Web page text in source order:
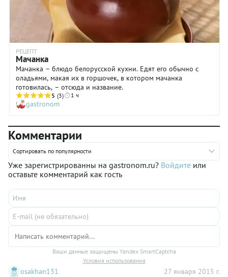
РЕЦЕПТ
Мачанка
Мачанка – блюдо белорусской кухни. Едят его обычно с
оладьями, макая их в горшочек, в котором мачанка
готовилась, – отсюда и название.
5 (3) 1 ч
gastronom
Комментарии
Сортировать по популярности
Уже зарегистрированны на gastronom.ru? Войдите или
оставьте комментарий как гость
Ваши данные защищены Yandex SmartCaptcha
Условия использования
osakhan131
27 января 2015 г.